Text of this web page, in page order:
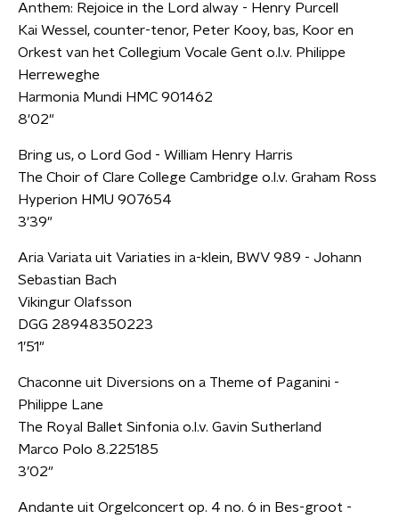
Anthem: Rejoice in the Lord alway - Henry Purcell
Kai Wessel, counter-tenor, Peter Kooy, bas, Koor en
Orkest van het Collegium Vocale Gent o.l.v. Philippe
Herreweghe
Harmonia Mundi HMC 901462
8'02"
Bring us, o Lord God - William Henry Harris
The Choir of Clare College Cambridge o.l.v. Graham Ross
Hyperion HMU 907654
3'39"
Aria Variata uit Variaties in a-klein, BWV 989 - Johann
Sebastian Bach
Vikingur Olafsson
DGG 28948350223
1’51"
Chaconne uit Diversions on a Theme of Paganini -
Philippe Lane
The Royal Ballet Sinfonia o.l.v. Gavin Sutherland
Marco Polo 8.225185
3’02"
Andante uit Orgelconcert op. 4 no. 6 in Bes-groot -